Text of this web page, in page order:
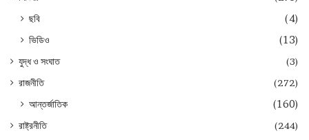
ছবি
(4)
ভিডিও
(13)
যুদ্ধ ও সংঘাত
(3)
রাজনীতি
(272)
আন্তর্জাতিক (160)
রাষ্ট্রনীতি (244)